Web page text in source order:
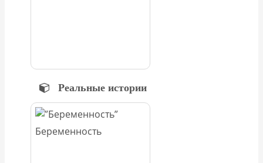
Реальные истории
Беременность